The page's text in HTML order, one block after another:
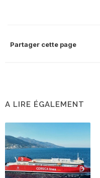
Partager cette page
A LIRE ÉGALEMENT